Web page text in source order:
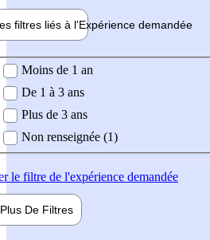
filtres liés à l'Expérience demandée
demandée
Moins de 1 an
De 1 à 3 ans
Plus de 3 ans
Non renseignée (1)
le filtre de l'expérience demandée
Plus De Filtres